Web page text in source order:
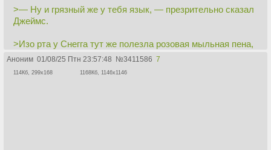
>— Ну и грязный же у тебя язык, — презрительно сказал
Джеймс.
>Изо рта у Снегга тут же полезла розовая мыльная пена,
она покрыла его губы, и он задыхался в ней...
Аноним 01/08/25 Птн 23:57:48 №3411586 7
114Кб, 299x168 1168Кб, 1146x1146